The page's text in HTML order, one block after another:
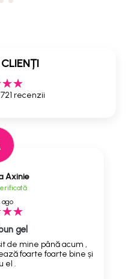
recenzii
Axinie
ago
gel
de mine până acum ,
foarte foarte bine și
el .